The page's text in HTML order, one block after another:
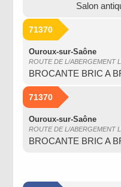
Salon
71370
Ouroux-sur-Saône
ROUTE DE L/ABERGEMENT
BROCANTE BRIC A
71370
Ouroux-sur-Saône
ROUTE DE L/ABERGEMENT
BROCANTE BRIC A